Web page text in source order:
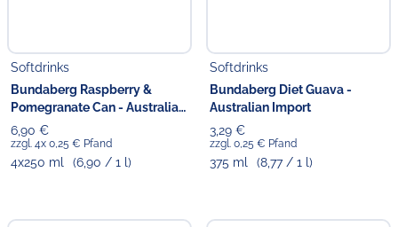
Softdrinks
Bundaberg Raspberry &
Pomegranate Can - Australian
Import
6,90 €
zzgl. 4x 0,25 € Pfand
4x250 ml (6,90 / 1 l)
Softdrinks
Bundaberg Diet Guava -
Australian Import
3,29 €
zzgl. 0,25 € Pfand
375 ml (8,77 / 1 l)